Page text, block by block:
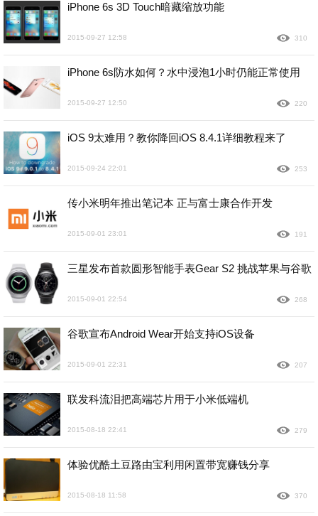
iPhone 6s 3D Touch暗藏缩放功能
2015-09-27 12:58 310
iPhone 6s防水如何？水中浸泡1小时仍能正常使用
2015-09-27 12:50 220
iOS 9太难用？教你降回iOS 8.4.1详细教程来了
2015-09-24 22:01 253
传小米明年推出笔记本 正与富士康合作开发
2015-09-01 23:01 191
三星发布首款圆形智能手表Gear S2 挑战苹果与谷歌
2015-09-01 22:54 268
谷歌宣布Android Wear开始支持iOS设备
2015-09-01 22:31 207
联发科流泪把高端芯片用于小米低端机
2015-08-18 22:41 279
体验优酷土豆路由宝利用闲置带宽赚钱分享
2015-08-18 11:58 370